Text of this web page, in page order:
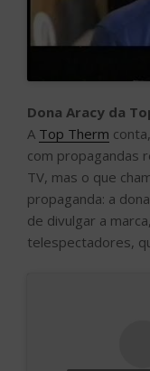
Dona Aracy da
A Top Therm
com propagandas
TV, mas o que
propaganda: a dona
de divulgar a
telespectadores,